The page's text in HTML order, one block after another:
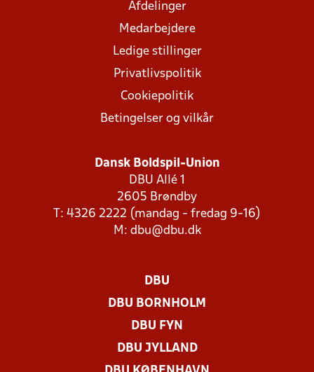
Afdelinger
Medarbejdere
Ledige stillinger
Privatlivspolitik
Cookiepolitik
Betingelser og vilkår
Dansk Boldspil-Union
DBU Allé 1
2605 Brøndby
T: 4326 2222 (mandag - fredag 9-16)
M: dbu@dbu.dk
DBU
DBU BORNHOLM
DBU FYN
DBU JYLLAND